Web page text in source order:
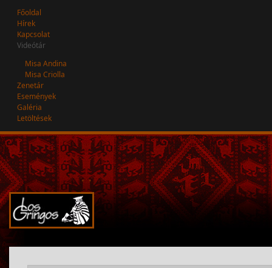
Főoldal
Hírek
Kapcsolat
Videótár
Misa Andina
Misa Criolla
Zenetár
Események
Galéria
Letöltések